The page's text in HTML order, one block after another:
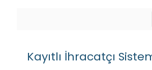
Kayıtlı İhracatçı